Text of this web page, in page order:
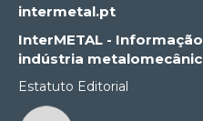
intermetal.pt
InterMETAL -
indústria
Estatuto Editorial